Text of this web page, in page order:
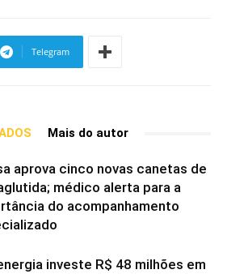
Telegram
Mais do autor
aprova cinco novas canetas de
médico alerta para a
do acompanhamento
investe R$ 48 milhões em